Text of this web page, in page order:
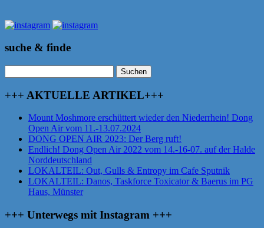
suche & finde
nach:
+++ AKTUELLE ARTIKEL+++
Mount Moshmore erschüttert wieder den Niederrhein! Dong
Open Air vom 11.-13.07.2024
DONG OPEN AIR 2023: Der Berg ruft!
Endlich! Dong Open Air 2022 vom 14.-16-07. auf der Halde
Norddeutschland
LOKALTEIL: Out, Gulls & Entropy im Cafe Sputnik
LOKALTEIL: Danos, Taskforce Toxicator & Baerus im PG
Haus, Münster
+++ Unterwegs mit Instagram +++